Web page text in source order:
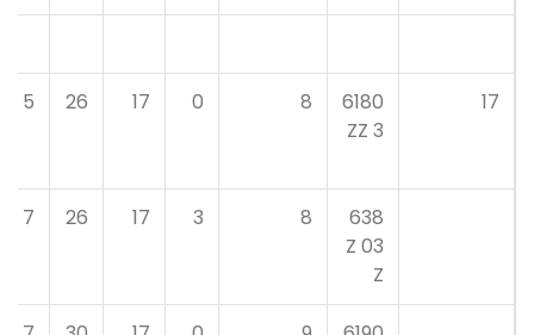
17
6180
3 ZZ
8
0
17
26
5
638
03 Z
Z
8
3
17
26
7